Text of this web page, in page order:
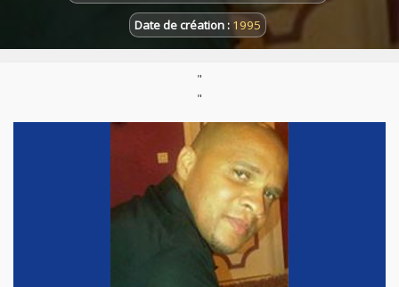
Date de création : 1995
"
"